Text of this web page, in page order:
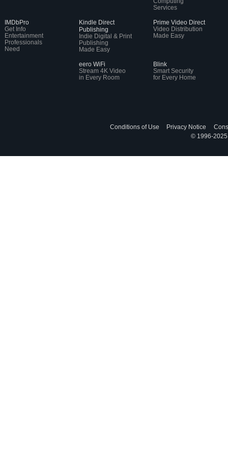
Services
IMDbPro
Get Info
Entertainment
Professionals
Need
Kindle Direct
Publishing
Indie Digital & Print
Publishing
Made Easy
Prime Video Direct
Video Distribution
Made Easy
eero WiFi
Stream 4K Video
in Every Room
Blink
Smart Security
for Every Home
Conditions of Use Privacy Notice
© 1996-